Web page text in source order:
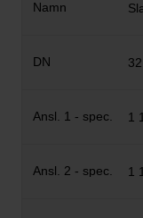
32
1
1